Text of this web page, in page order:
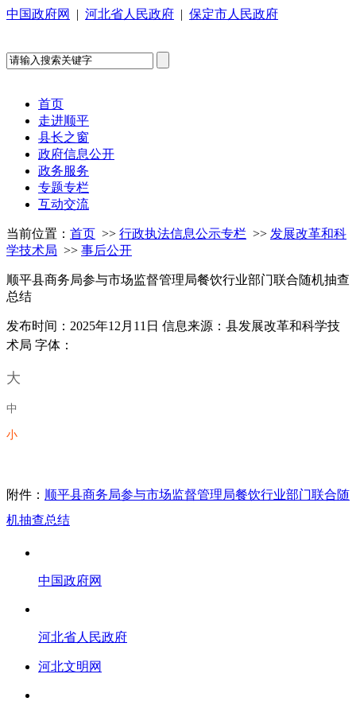
中国政府网 | 河北省人民政府 | 保定市人民政府
首页
走进顺平
县长之窗
政府信息公开
政务服务
专题专栏
互动交流
当前位置： 首页 >> 行政执法信息公示专栏 >> 发展改革和科
学技术局 >> 事后公开
顺平县商务局参与市场监督管理局餐饮行业部门联合随机抽查
总结
发布时间：2025年12月11日 信息来源：县发展改革和科学技
术局 字体：
大
中
小
附件： 顺平县商务局参与市场监督管理局餐饮行业部门联合随
机抽查总结
中国政府网
河北省人民政府
河北文明网